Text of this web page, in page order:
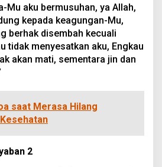
Mu aku bermusuhan, ya Allah,
kepada keagungan-Mu,
berhak disembah kecuali
tidak menyesatkan aku, Engkau
akan mati, sementara jin dan
saat Merasa Hilang
2